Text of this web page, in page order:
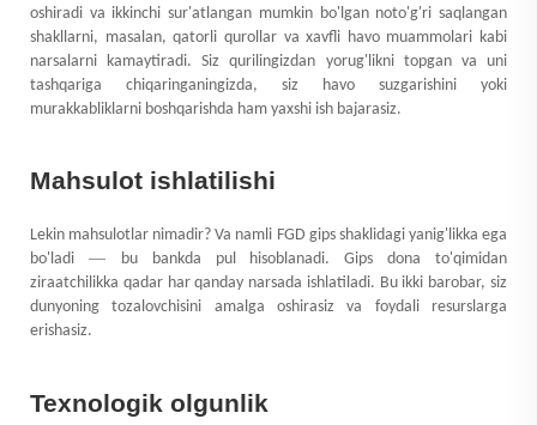
oshiradi va ikkinchi sur'atlangan mumkin bo'lgan noto'g'ri saqlangan
shakllarni, masalan, qatorli qurollar va xavfli havo muammolari kabi
narsalarni kamaytiradi. Siz qurilingizdan yorug'likni topgan va uni
tashqariga chiqaringaningizda, siz havo suzgarishini yoki
murakkabliklarni boshqarishda ham yaxshi ish bajarasiz.
Mahsulot ishlatilishi
Lekin mahsulotlar nimadir? Va namli FGD gips shaklidagi yanig'likka ega
bo'ladi — bu bankda pul hisoblanadi. Gips dona to'qimidan
ziraatchilikka qadar har qanday narsada ishlatiladi. Bu ikki barobar, siz
dunyoning tozalovchisini amalga oshirasiz va foydali resurslarga
erishasiz.
Texnologik olgunlik